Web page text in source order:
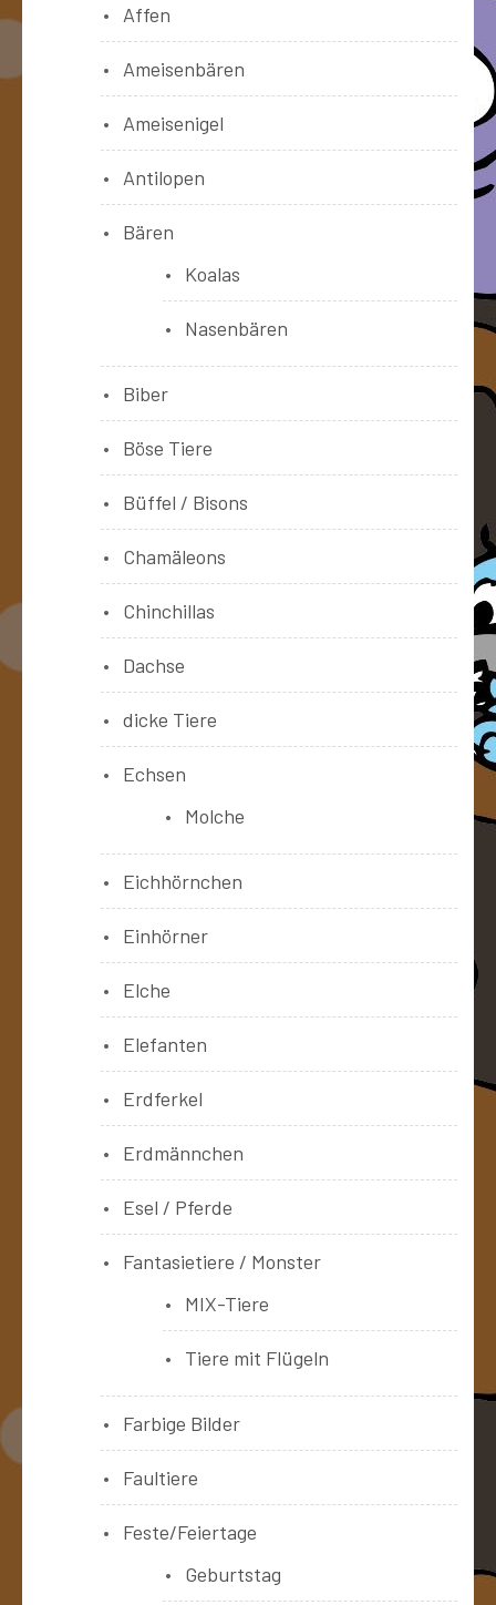
Affen
Ameisenbären
Ameisenigel
Antilopen
Bären
Koalas
Nasenbären
Biber
Böse Tiere
Büffel / Bisons
Chamäleons
Chinchillas
Dachse
dicke Tiere
Echsen
Molche
Eichhörnchen
Einhörner
Elche
Elefanten
Erdferkel
Erdmännchen
Esel / Pferde
Fantasietiere / Monster
MIX-Tiere
Tiere mit Flügeln
Farbige Bilder
Faultiere
Feste/Feiertage
Geburtstag